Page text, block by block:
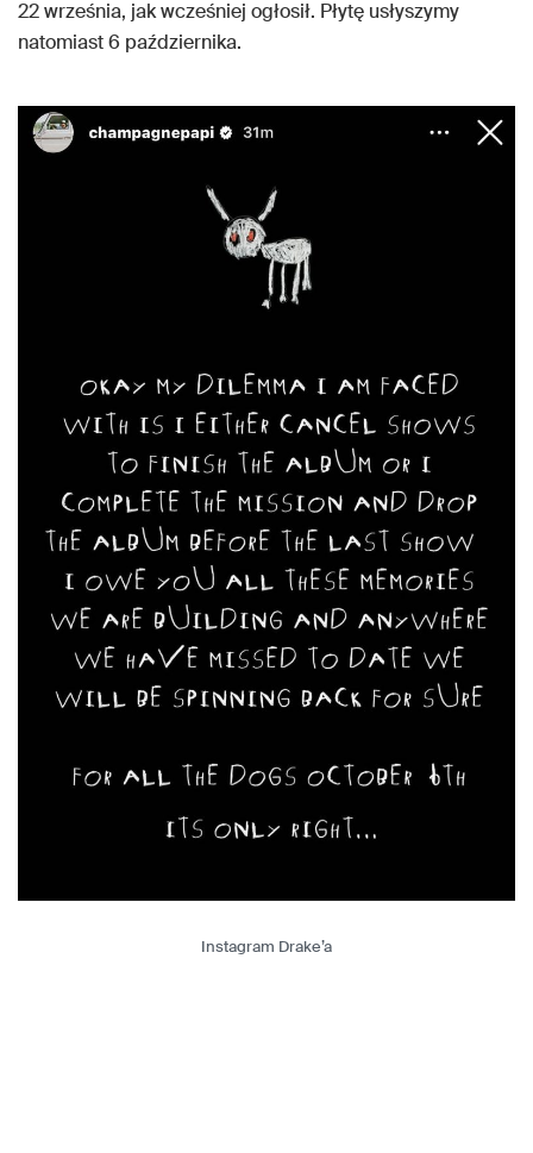
22 września, jak wcześniej ogłosił. Płytę usłyszymy
natomiast 6 października.
Instagram Drake’a